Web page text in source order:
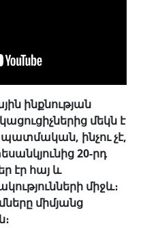
ինքնության
մեկն է
պատմական, ինչու չէ,
20-րդ
էր հայ և
միջև։
միմյանց